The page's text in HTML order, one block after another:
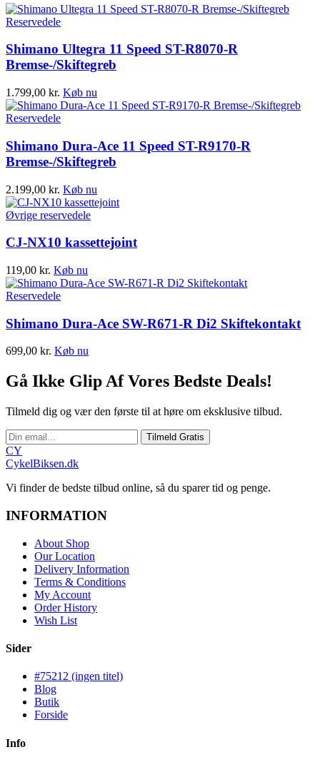
Reservedele
Shimano Ultegra 11 Speed ST-R8070-R
Bremse-/Skiftegreb
1.799,00 kr. Køb nu
Reservedele
Shimano Dura-Ace 11 Speed ST-R9170-R
Bremse-/Skiftegreb
2.199,00 kr. Køb nu
Øvrige reservedele
CJ-NX10 kassettejoint
119,00 kr. Køb nu
Reservedele
Shimano Dura-Ace SW-R671-R Di2 Skiftekontakt
699,00 kr. Køb nu
Gå Ikke Glip Af Vores Bedste Deals!
Tilmeld dig og vær den første til at høre om eksklusive tilbud.
Tilmeld Gratis
CY
CykelBiksen.dk
Vi finder de bedste tilbud online, så du sparer tid og penge.
INFORMATION
About Shop
Our Location
Delivery Information
Terms & Conditions
My Account
Order History
Wish List
Sider
#75212 (ingen titel)
Blog
Butik
Forside
Info